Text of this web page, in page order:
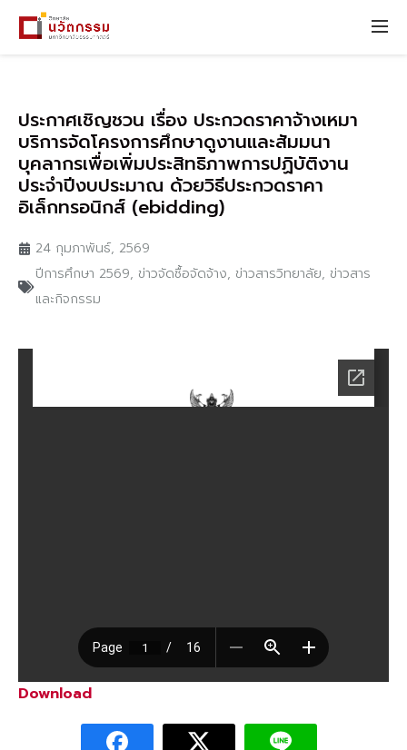
ประกาศเชิญชวน เรื่อง ประกวดราคาจ้างเหมา
บริการจัดโครงการศึกษาดูงานและสัมมนา
บุคลากรเพื่อเพิ่มประสิทธิภาพการปฏิบัติงาน
ประจำปีงบประมาณ ด้วยวิธีประกวดราคา
อิเล็กทรอนิกส์ (ebidding)
24 กุมภาพันธ์, 2569
ปีการศึกษา 2569, ข่าวจัดซื้อจัดจ้าง, ข่าวสารวิทยาลัย, ข่าวสาร
และกิจกรรม
Download